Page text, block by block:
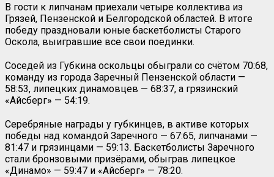
В гости к липчанам приехали четыре коллектива из
Грязей, Пензенской и Белгородской областей. В итоге
победу праздновали юные баскетболисты Старого
Оскола, выигравшие все свои поединки.
Соседей из Губкина оскольцы обыграли со счётом 70:68,
команду из города Заречный Пензенской области —
58:53, липецких динамовцев — 68:37, а грязинский
«Айсберг» — 54:19.
Серебряные награды у губкинцев, в активе которых
победы над командой Заречного — 67:65, липчанами —
81:47 и грязинцами — 59:13. Баскетболисты Заречного
стали бронзовыми призёрами, обыграв липецкое
«Динамо» — 59:47 и «Айсберг» — 78:20.